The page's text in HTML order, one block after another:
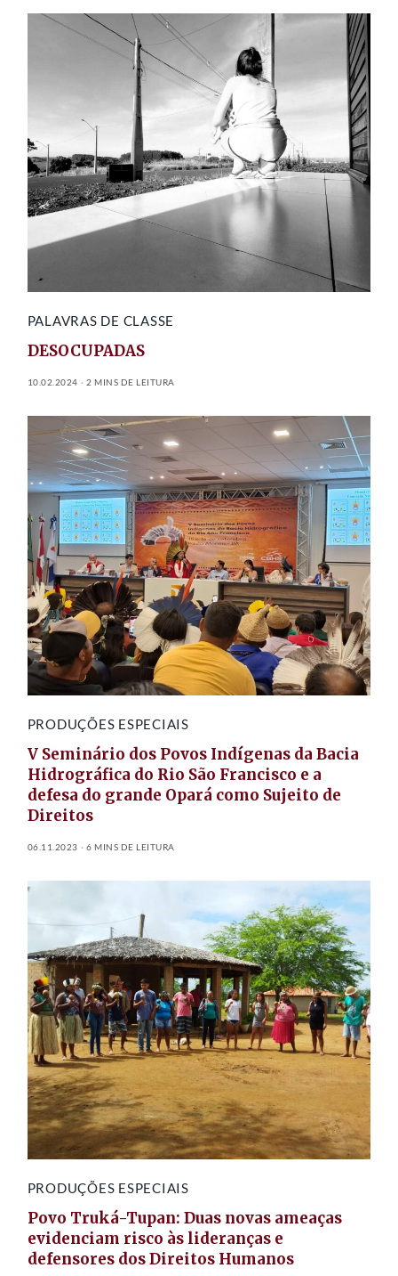
PALAVRAS DE CLASSE
DESOCUPADAS
10.02.2024 2 MINS DE LEITURA
PRODUÇÕES ESPECIAIS
V Seminário dos Povos Indígenas da Bacia
Hidrográfica do Rio São Francisco e a
defesa do grande Opará como Sujeito de
Direitos
06.11.2023 6 MINS DE LEITURA
PRODUÇÕES ESPECIAIS
Povo Truká-Tupan: Duas novas ameaças
evidenciam risco às lideranças e
defensores dos Direitos Humanos